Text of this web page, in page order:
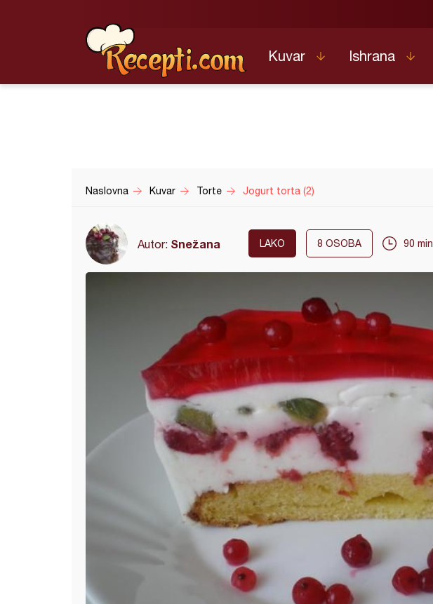
Kuvar Ishrana
Naslovna Kuvar Torte Jogurt torta (2)
Autor: Snežana LAKO 8 OSOBA 90 min